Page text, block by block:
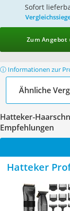
Sofort
Zum Angebot
ⓘ Informationen zur
Ähnliche
Hatteker-
Empfehlungen
Hatteker